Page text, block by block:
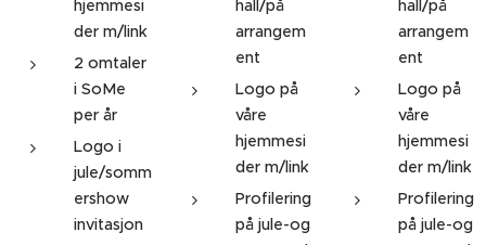
hjemmesi
der m/link
2 omtaler
i SoMe
per år
Logo i
jule/somm
ershow
invitasjon
hall/på
arrangem
ent
Logo på
våre
hjemmesi
der m/link
Profilering
på jule-og
hall/på
arrangem
ent
Logo på
våre
hjemmesi
der m/link
Profilering
på jule-og